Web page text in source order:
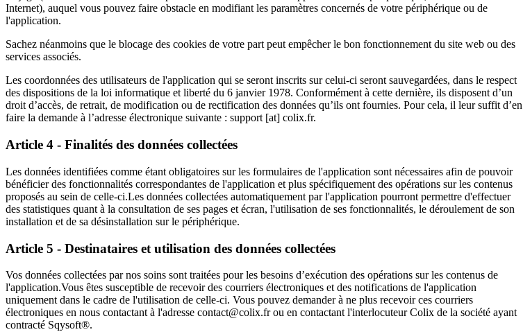
Internet), auquel vous pouvez faire obstacle en modifiant les paramètres concernés de votre périphérique ou de
l'application.
Sachez néanmoins que le blocage des cookies de votre part peut empêcher le bon fonctionnement du site web ou des
services associés.
Les coordonnées des utilisateurs de l'application qui se seront inscrits sur celui-ci seront sauvegardées, dans le respect
des dispositions de la loi informatique et liberté du 6 janvier 1978. Conformément à cette dernière, ils disposent d’un
droit d’accès, de retrait, de modification ou de rectification des données qu’ils ont fournies. Pour cela, il leur suffit d’en
faire la demande à l’adresse électronique suivante : support [at] colix.fr.
Article 4 - Finalités des données collectées
Les données identifiées comme étant obligatoires sur les formulaires de l'application sont nécessaires afin de pouvoir
bénéficier des fonctionnalités correspondantes de l'application et plus spécifiquement des opérations sur les contenus
proposés au sein de celle-ci.Les données collectées automatiquement par l'application pourront permettre d'effectuer
des statistiques quant à la consultation de ses pages et écran, l'utilisation de ses fonctionnalités, le déroulement de son
installation et de sa désinstallation sur le périphérique.
Article 5 - Destinataires et utilisation des données collectées
Vos données collectées par nos soins sont traitées pour les besoins d’exécution des opérations sur les contenus de
l'application.Vous êtes susceptible de recevoir des courriers électroniques et des notifications de l'application
uniquement dans le cadre de l'utilisation de celle-ci. Vous pouvez demander à ne plus recevoir ces courriers
électroniques en nous contactant à l'adresse contact@colix.fr ou en contactant l'interlocuteur Colix de la société ayant
contracté Sqysoft®.